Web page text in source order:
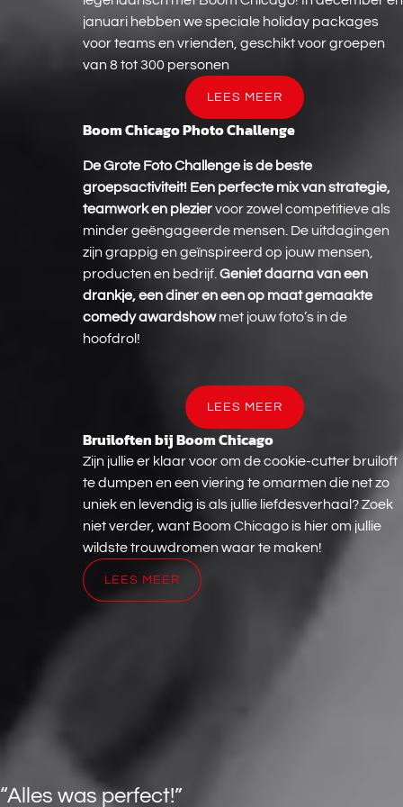
januari hebben we speciale holiday packages
voor teams en vrienden, geschikt voor groepen
van 8 tot 300 personen
LEES MEER
Boom
Photo
Challenge
Boom Chicago Photo Challenge
De Grote Foto Challenge is de beste
groepsactiviteit! Een perfecte mix van strategie,
teamwork en pleziervoor zowel competitieve als
minder geëngageerde mensen. De uitdagingen
zijn grappig en geïnspireerd op jouw mensen,
producten en bedrijf. Geniet daarna van een
drankje, een diner en een op maat gemaakte
comedy awardshowmet jouw foto’s in de
hoofdrol!
LEES MEER
Bruiloften
bij
Boom
Chicago
Bruiloften bij Boom Chicago
Zijn jullie er klaar voor om de cookie-cutter bruiloft
te dumpen en een viering te omarmen die net zo
uniek en levendig is als jullie liefdesverhaal? Zoek
niet verder, want Boom Chicago is hier om jullie
wildste trouwdromen waar te maken!
LEES MEER
“Alles was perfect!”